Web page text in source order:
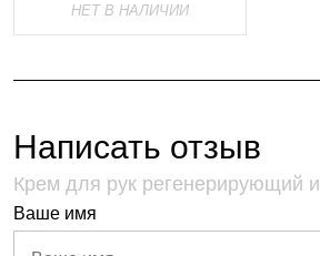
НЕТ В НАЛИЧИИ
Написать отзыв
Крем для рук регенерирующий
Ваше имя